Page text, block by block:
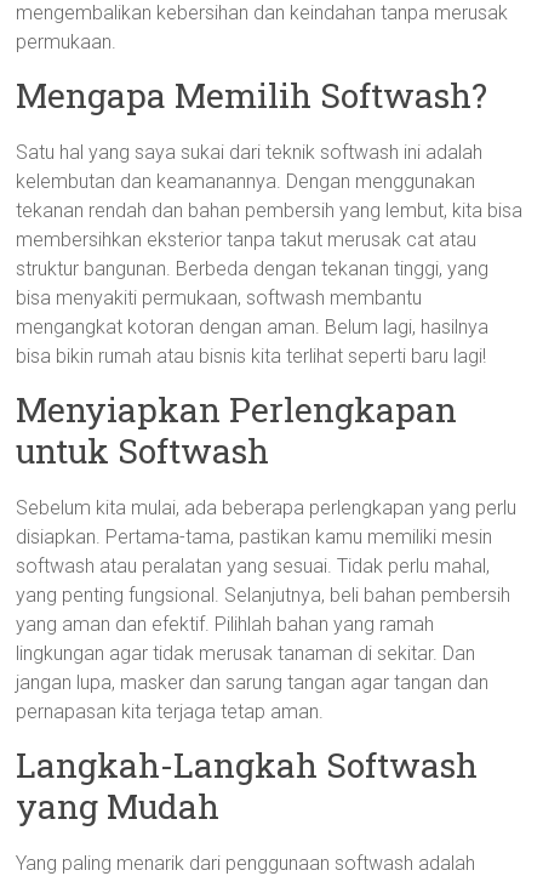
mengembalikan kebersihan dan keindahan tanpa merusak
permukaan.
Mengapa Memilih Softwash?
Satu hal yang saya sukai dari teknik softwash ini adalah
kelembutan dan keamanannya. Dengan menggunakan
tekanan rendah dan bahan pembersih yang lembut, kita bisa
membersihkan eksterior tanpa takut merusak cat atau
struktur bangunan. Berbeda dengan tekanan tinggi, yang
bisa menyakiti permukaan, softwash membantu
mengangkat kotoran dengan aman. Belum lagi, hasilnya
bisa bikin rumah atau bisnis kita terlihat seperti baru lagi!
Menyiapkan Perlengkapan
untuk Softwash
Sebelum kita mulai, ada beberapa perlengkapan yang perlu
disiapkan. Pertama-tama, pastikan kamu memiliki mesin
softwash atau peralatan yang sesuai. Tidak perlu mahal,
yang penting fungsional. Selanjutnya, beli bahan pembersih
yang aman dan efektif. Pilihlah bahan yang ramah
lingkungan agar tidak merusak tanaman di sekitar. Dan
jangan lupa, masker dan sarung tangan agar tangan dan
pernapasan kita terjaga tetap aman.
Langkah-Langkah Softwash
yang Mudah
Yang paling menarik dari penggunaan softwash adalah